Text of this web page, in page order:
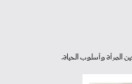
المرأة وأسلوب الحياة.